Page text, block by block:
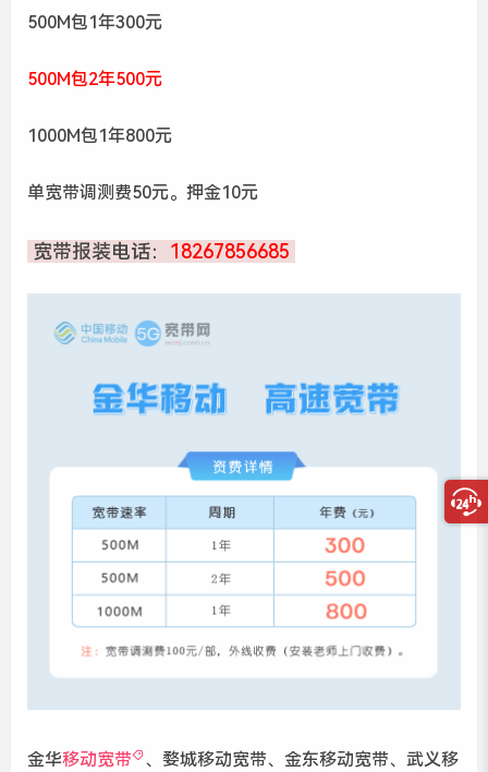
500M包1年300元
500M包2年500元
1000M包1年800元
单宽带调测费50元。押金10元
宽带报装电话： 18267856685
金华移动宽带
、婺城移动宽带、金东移动宽带、武义移